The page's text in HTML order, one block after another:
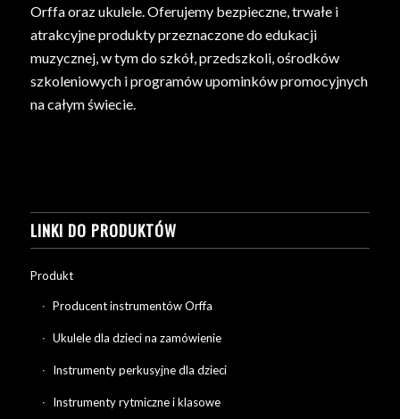
Orffa oraz ukulele. Oferujemy bezpieczne, trwałe i
atrakcyjne produkty przeznaczone do edukacji
muzycznej, w tym do szkół, przedszkoli, ośrodków
szkoleniowych i programów upominków promocyjnych
na całym świecie.
LINKI DO PRODUKTÓW
Produkt
Producent instrumentów Orffa
Ukulele dla dzieci na zamówienie
Instrumenty perkusyjne dla dzieci
Instrumenty rytmiczne i klasowe